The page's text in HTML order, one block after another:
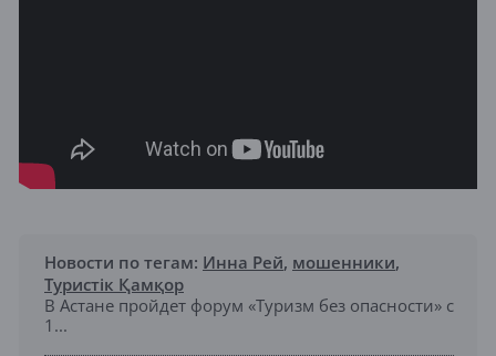
Новости по тегам: Инна Рей, мошенники,
Туристік Қамқор
В Астане пройдет форум «Туризм без опасности» с
1...